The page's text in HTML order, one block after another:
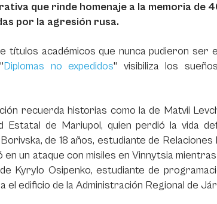
que rinde homenaje a la memoria de
por la agresión rusa.
títulos académicos que nunca pudieron
Diplomas no expedidos" visibiliza los
recuerda historias como la de Matvii
Estatal de Mariupol, quien perdió la vida
de 18 años, estudiante de
en un ataque con misiles en Vinnytsia
Kyrylo Osipenko, estudiante de
el edificio de la Administración Regional de